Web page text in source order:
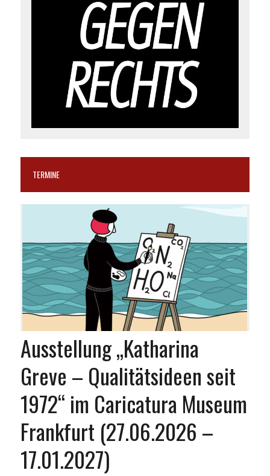
TERMINE
Ausstellung „Katharina
Greve – Qualitätsideen seit
1972“ im Caricatura Museum
Frankfurt (27.06.2026 –
17.01.2027)